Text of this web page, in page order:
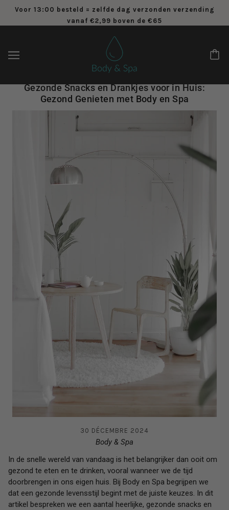
Voor 13:00 besteld = zelfde dag verzonden verzending
vanaf €2,99 boven de €65
Gezonde Snacks en Drankjes voor in Huis:
Gezond Genieten met Body en Spa
30 DÉCEMBRE 2024
Body & Spa
In de snelle wereld van vandaag is het belangrijker dan ooit om
gezond te eten en te drinken, vooral wanneer we de tijd
doorbrengen in ons eigen huis. Bij Body en Spa begrijpen we
dat een gezonde levensstijl begint met de juiste keuzes. In dit
artikel bespreken we een aantal heerlijke, gezonde snacks en